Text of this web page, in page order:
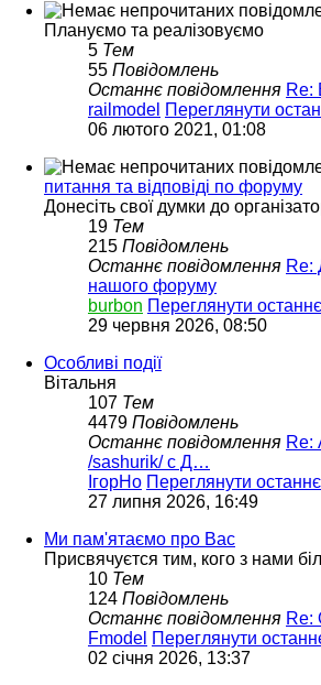
Плануємо та реалізовуємо
5 Тем
55 Повідомлень
Останнє повідомлення Re:
railmodel
Переглянути
06 лютого 2021, 01:08
питання та відповіді по форуму
Донесіть свої думки до
19 Тем
215 Повідомлень
Останнє повідомлення Re:
нашого форуму
burbon Переглянути
29 червня 2026, 08:50
Особливі події
Вітальня
107 Тем
4479 Повідомлень
Останнє повідомлення Re:
/sashurik/ с Д…
ІгорНо Переглянути
27 липня 2026, 16:49
Ми пам'ятаємо про Вас
Присвячуєтся тим, кого з нами
10 Тем
124 Повідомлень
Останнє повідомлення Re:
Fmodel
Переглянути
02 січня 2026, 13:37